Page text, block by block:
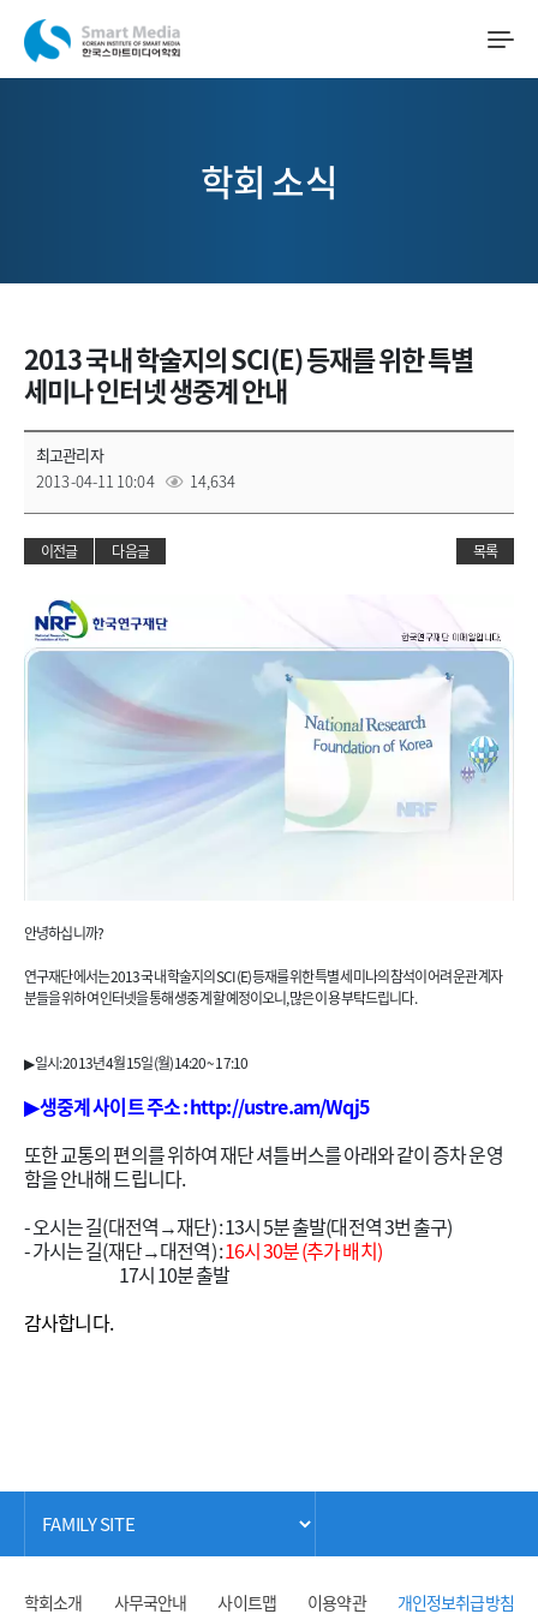
학회 소식
2013 국내 학술지의 SCI(E) 등재를 위한 특별
세미나 인터넷 생중계 안내
최고관리자
2013-04-11 10:04
14,634
이전글 다음글 목록
안녕하십니까?
연구재단에서는 2013 국내 학술지의 SCI(E) 등재를 위한 특별 세미나의 참석이 어려운 관계자
분들을 위하여 인터넷을 통해 생중계 할 예정이오니, 많은 이용 부탁드립니다.
▶ 일시: 2013년 4월 15일(월) 14:20 ~ 17:10
▶ 생중계 사이트 주소 : http://ustre.am/Wqj5
또한 교통의 편의를 위하여 재단 셔틀버스를 아래와 같이 증차 운영
함을 안내해 드립니다.
- 오시는 길(대전역→재단) : 13시 5분 출발(대전역 3번 출구)
- 가시는 길(재단→대전역) :16시 30분 (추가 배치)
17시 10분 출발
감사합니다.
학회소개 사무국안내 사이트맵 이용약관 개인정보취급방침